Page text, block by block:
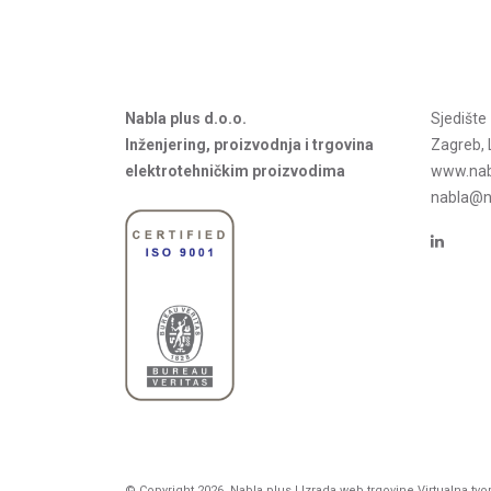
Nabla plus d.o.o.
Inženjering, proizvodnja i trgovina
elektrotehničkim proizvodima
Zagreb,